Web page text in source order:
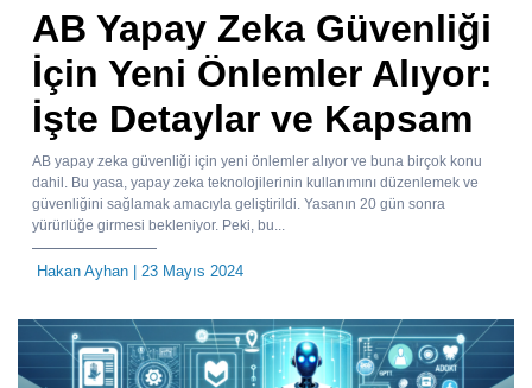
AB Yapay Zeka Güvenliği
İçin Yeni Önlemler Alıyor:
İşte Detaylar ve Kapsam
AB yapay zeka güvenliği için yeni önlemler alıyor ve buna birçok konu
dahil. Bu yasa, yapay zeka teknolojilerinin kullanımını düzenlemek ve
güvenliğini sağlamak amacıyla geliştirildi. Yasanın 20 gün sonra
yürürlüğe girmesi bekleniyor. Peki, bu...
Hakan Ayhan | 23 Mayıs 2024